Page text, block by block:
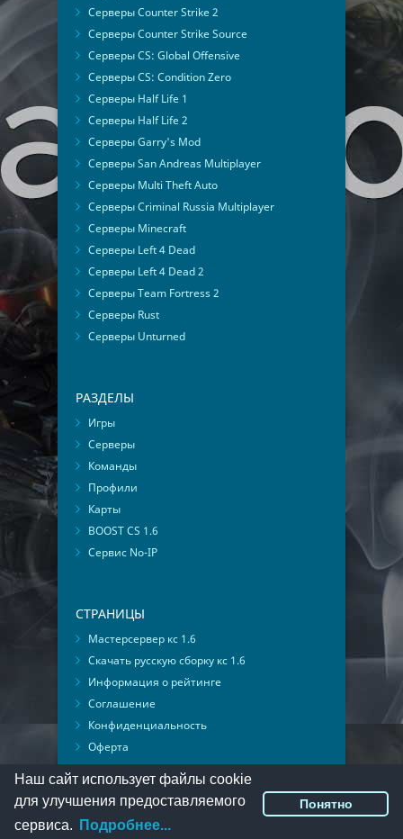
Серверы Counter Strike 2
Серверы Counter Strike Source
Серверы CS: Global Offensive
Серверы CS: Condition Zero
Серверы Half Life 1
Серверы Half Life 2
Серверы Garry's Mod
Серверы San Andreas Multiplayer
Серверы Multi Theft Auto
Серверы Criminal Russia Multiplayer
Серверы Minecraft
Серверы Left 4 Dead
Серверы Left 4 Dead 2
Серверы Team Fortress 2
Серверы Rust
Серверы Unturned
РАЗДЕЛЫ
Игры
Серверы
Команды
Профили
Карты
BOOST CS 1.6
Сервис No-IP
СТРАНИЦЫ
Мастерсервер кс 1.6
Скачать русскую сборку кс 1.6
Информация о рейтинге
Соглашение
Конфиденциальность
Оферта
Мониторинг ВКонтакте
© 2016-2026 Мы ВКонтакте
Наш сайт использует файлы cookie
для улучшения предоставляемого
сервиса.
Подробнее...
Понятно